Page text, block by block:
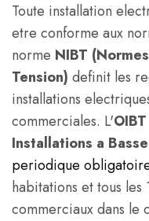
Toute installation
etre conforme aux
norme NIBT
Tension) definit les
installations
commerciales. L'
Installations a
periodique
habitations et tous les
commerciaux dans le